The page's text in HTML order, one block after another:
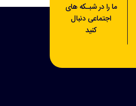
ما را در شبـکه های
اجتماعی دنبال
کنید